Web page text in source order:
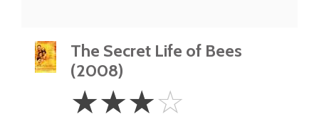
The Secret Life of Bees
(2008)
Stars
☆☆☆☆